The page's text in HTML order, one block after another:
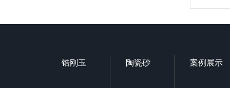
锆刚玉 陶瓷砂 案例展示